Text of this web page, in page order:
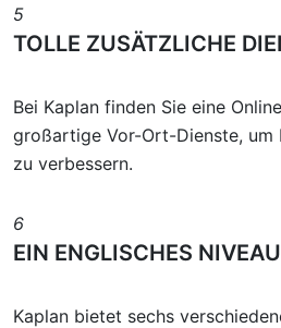
5
TOLLE ZUSÄTZLICHE
Bei Kaplan finden Sie eine
großartige Vor-Ort-Dienste, um
zu verbessern.
6
EIN ENGLISCHES
Kaplan bietet sechs